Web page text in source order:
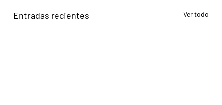
Entradas recientes Ver todo